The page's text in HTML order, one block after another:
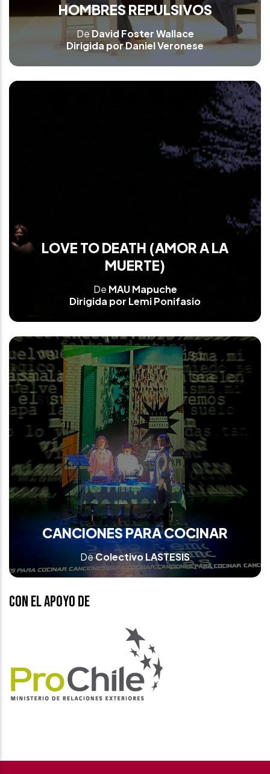
HOMBRES REPULSIVOS
DeDavid Foster Wallace
Dirigida por Daniel Veronese
LOVE TO DEATH (AMOR A LA
MUERTE)
De MAU Mapuche
Dirigida por Lemi Ponifasio
CANCIONES PARA COCINAR
DeColectivo LASTESIS
Con el apoyo de